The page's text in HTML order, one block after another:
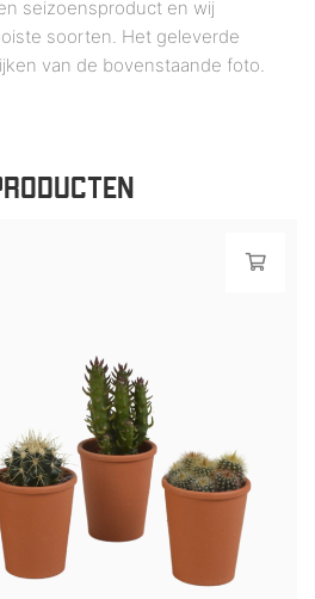
seizoensproduct en wij
soorten. Het geleverde
van de bovenstaande foto.